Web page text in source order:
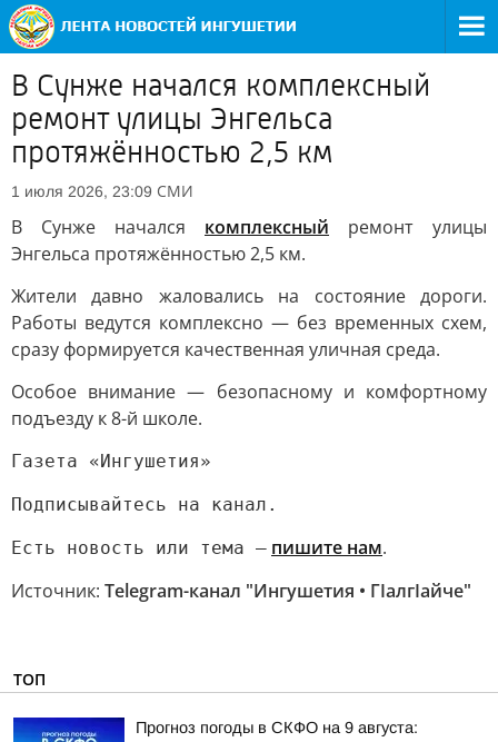
В Сунже начался комплексный
ремонт улицы Энгельса
протяжённостью 2,5 км
1 июля 2026, 23:09 СМИ
В Сунже начался комплексный ремонт улицы
Энгельса протяжённостью 2,5 км.
Жители давно жаловались на состояние дороги.
Работы ведутся комплексно — без временных схем,
сразу формируется качественная уличная среда.
Особое внимание — безопасному и комфортному
подъезду к 8-й школе.
Газета «Ингушетия»
Подписывайтесь на канал.
Есть новость или тема — пишите нам.
Источник: Telegram-канал "Ингушетия • ГIалгIайче"
ТОП
Прогноз погоды в СКФО на 9 августа: